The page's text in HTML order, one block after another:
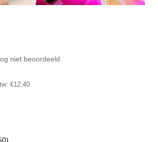
niet beoordeeld
€12,40